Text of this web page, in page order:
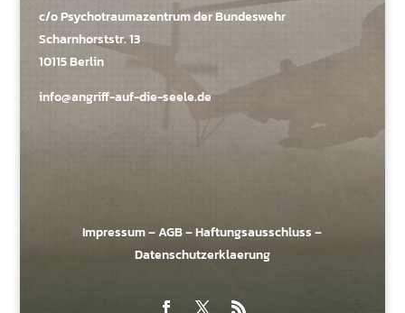
c/o Psychotraumazentrum der Bundeswehr
Scharnhorststr. 13
10115 Berlin
info@angriff-auf-die-seele.de
Impressum–AGB–Haftungsausschluss–
Datenschutzerklaerung